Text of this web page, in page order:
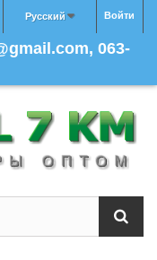
Войти
Русский
063-